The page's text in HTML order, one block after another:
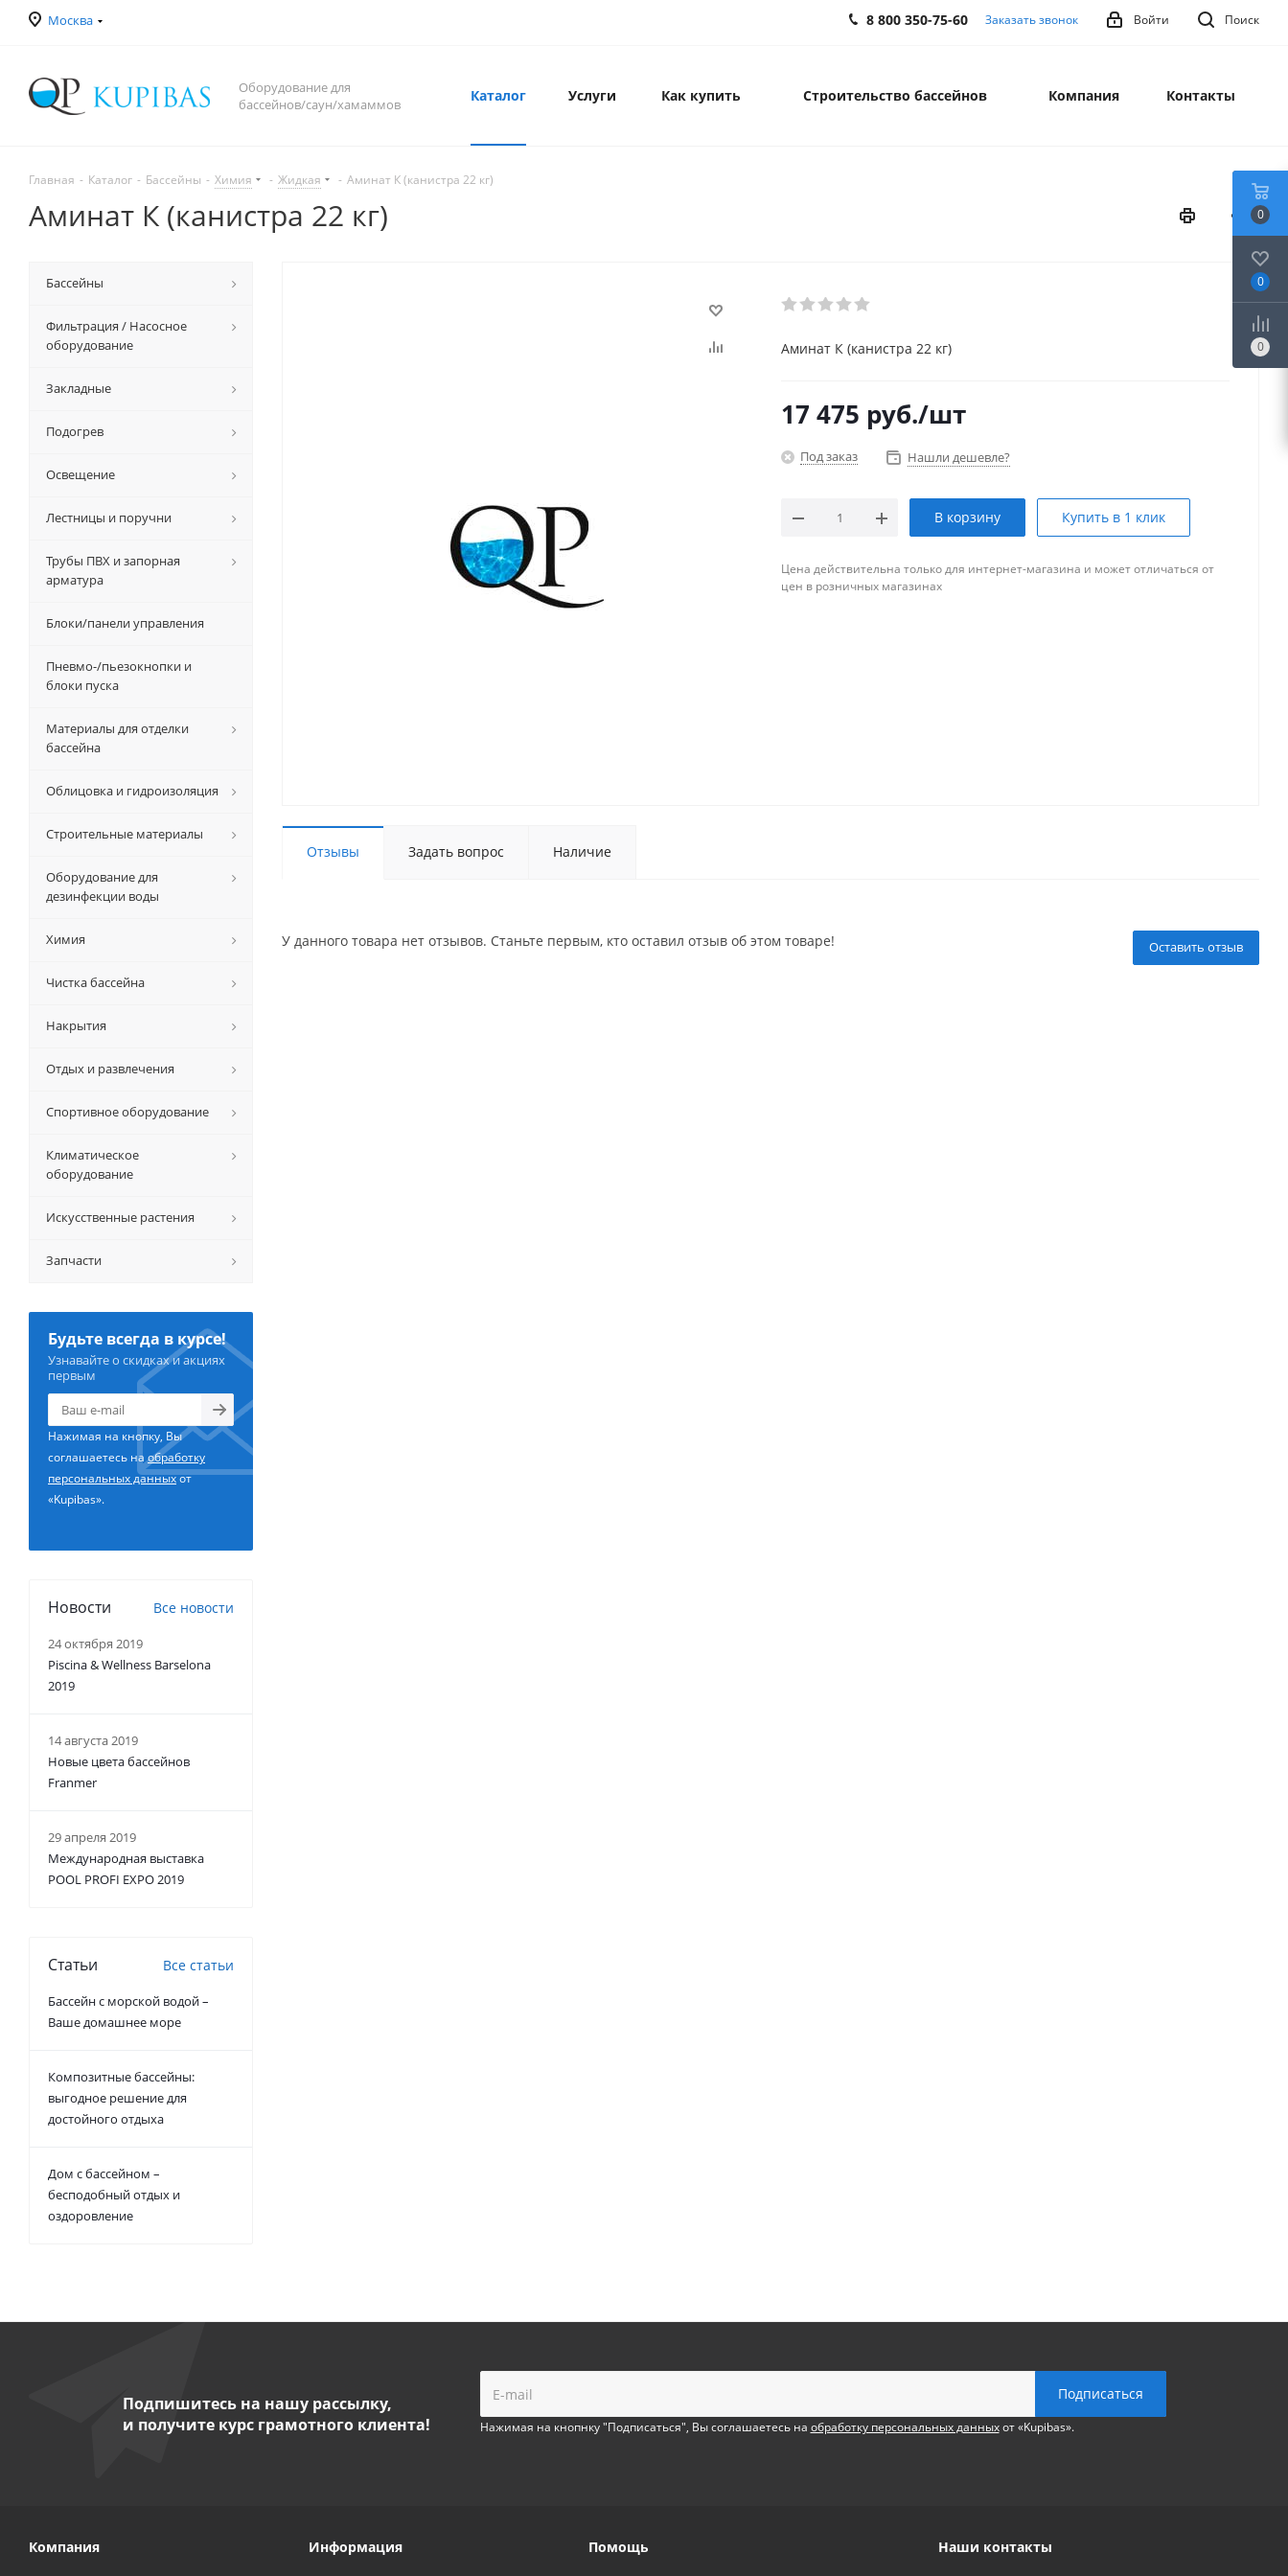
Москва Поиск
Войти
8 800 350-75-60 Заказать звонок
Оборудование для
бассейнов/саун/хамаммов
Каталог Услуги Как купить Строительство бассейнов Компания Контакты
Главная - Каталог - Бассейны - Химия - Жидкая - Аминат К (канистра 22 кг)
Аминат К (канистра 22 кг)
Аминат К (канистра 22 кг)
17 475 руб./шт
Под заказ Нашли дешевле?
В корзину Купить в 1 клик
Цена действительна только для интернет-магазина и может отличаться от
цен в розничных магазинах
Отзывы Задать вопрос Наличие
Оставить отзыв
У данного товара нет отзывов. Станьте первым, кто оставил отзыв об этом товаре!
Бассейны
Фильтрация / Насосное
оборудование
Закладные
Подогрев
Освещение
Лестницы и поручни
Трубы ПВХ и запорная
арматура
Блоки/панели управления
Пневмо-/пьезокнопки и
блоки пуска
Материалы для отделки
бассейна
Облицовка и гидроизоляция
Строительные материалы
Оборудование для
дезинфекции воды
Химия
Чистка бассейна
Накрытия
Отдых и развлечения
Спортивное оборудование
Климатическое
оборудование
Искусственные растения
Запчасти
Будьте всегда в курсе!
Узнавайте о скидках и акциях
первым
Нажимая на кнопку, Вы
соглашаетесь наобработку
персональных данныхот
«Kupibas».
Новости Все новости
24 октября 2019
Piscina & Wellness Barselona
2019
14 августа 2019
Новые цвета бассейнов
Franmer
29 апреля 2019
Международная выставка
POOL PROFI EXPO 2019
Статьи Все статьи
Бассейн с морской водой –
Ваше домашнее море
Композитные бассейны:
выгодное решение для
достойного отдыха
Дом с бассейном –
бесподобный отдых и
оздоровление
Подпишитесь на нашу рассылку,
и получите курс грамотного клиента!
Нажимая на кнопнку "Подписаться", Вы соглашаетесь на обработку персональных данныхот «Kupibas».
Компания Информация Помощь Наши контакты
0
0
0